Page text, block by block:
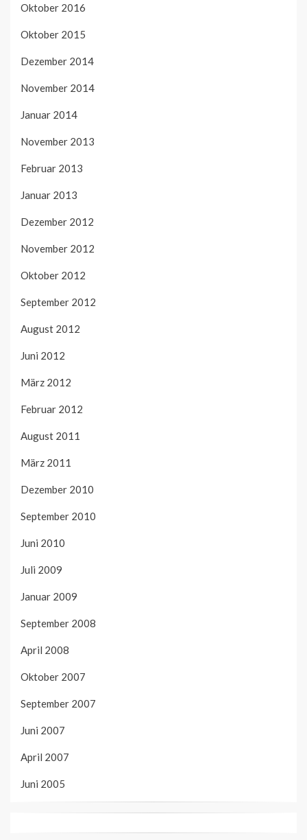
Oktober 2016
Oktober 2015
Dezember 2014
November 2014
Januar 2014
November 2013
Februar 2013
Januar 2013
Dezember 2012
November 2012
Oktober 2012
September 2012
August 2012
Juni 2012
März 2012
Februar 2012
August 2011
März 2011
Dezember 2010
September 2010
Juni 2010
Juli 2009
Januar 2009
September 2008
April 2008
Oktober 2007
September 2007
Juni 2007
April 2007
Juni 2005